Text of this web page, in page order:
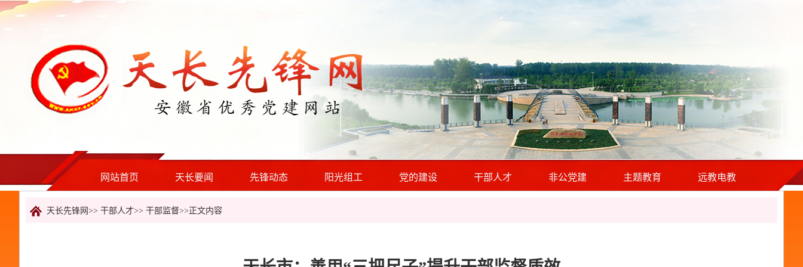
网站首页 天长要闻 先锋动态 阳光组工 党的建设 干部人才 非公党建 主题教育 远教电教
天长先锋网>> 干部人才>> 干部监督>>正文内容